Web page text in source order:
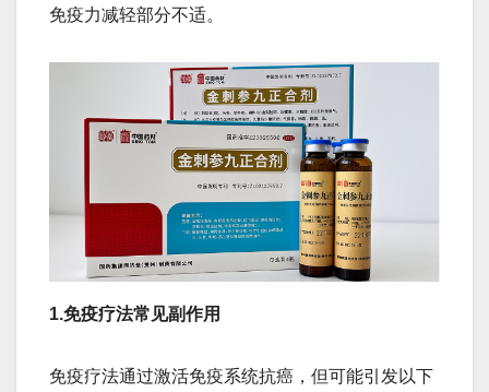
免疫力减轻部分不适。
1.免疫疗法常见副作用
免疫疗法通过激活免疫系统抗癌，但可能引发以下